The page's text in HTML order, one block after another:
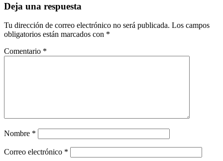
Deja una respuesta
Tu dirección de correo electrónico no será publicada. Los campos
obligatorios están marcados con *
Comentario *
Nombre *
Correo electrónico *